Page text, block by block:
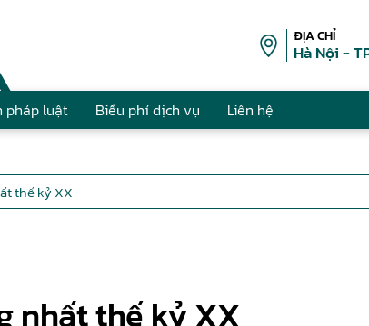
ĐỊA CHỈ
Hà Nội -
pháp luật Biểu phí dịch vụ Liên hệ
thế kỷ XX
nhất thế kỷ XX